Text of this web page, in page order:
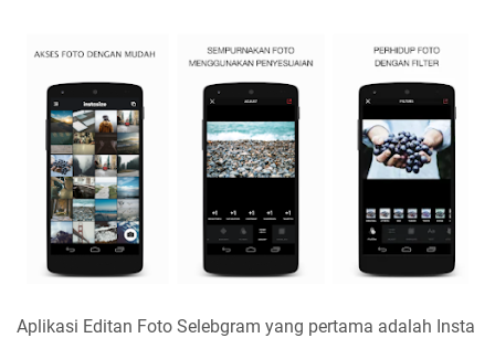
Aplikasi Editan Foto Selebgram yang pertama adalah Insta